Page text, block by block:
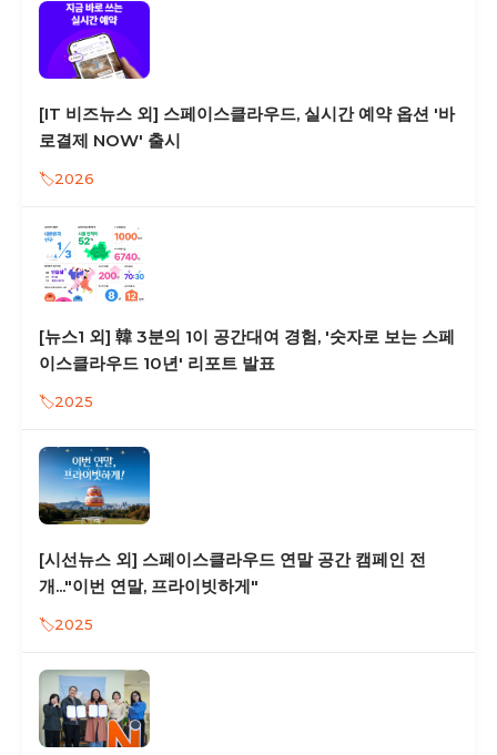
[IT 비즈뉴스 외] 스페이스클라우드, 실시간 예약 옵션 '바
로결제 NOW' 출시
2026
[뉴스1 외] 韓 3분의 1이 공간대여 경험, '숫자로 보는 스페
이스클라우드 10년' 리포트 발표
2025
[시선뉴스 외] 스페이스클라우드 연말 공간 캠페인 전
개..."이번 연말, 프라이빗하게"
2025